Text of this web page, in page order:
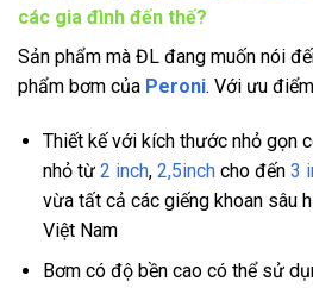
các gia đình đến thế?
Sản phẩm mà ĐL đang muốn nói
phẩm bơm của Peroni. Với ưu
Thiết kế với kích thước nhỏ gọn
nhỏ từ 2 inch, 2,5inchcho đến 3
vừa tất cả các giếng khoan sâu
Việt Nam
Bơm có độ bền cao có thể sử